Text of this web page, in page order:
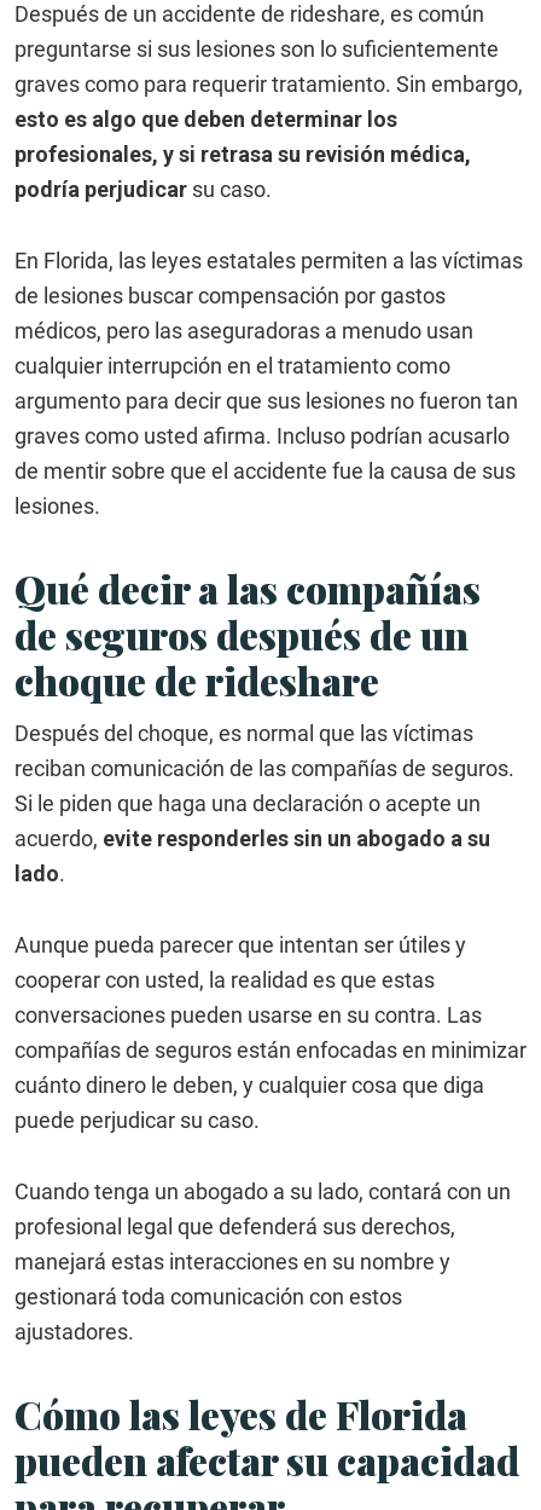
Después de un accidente de rideshare, es común
preguntarse si sus lesiones son lo suficientemente
graves como para requerir tratamiento. Sin embargo,
esto es algo que deben determinar los
profesionales, y si retrasa su revisión médica,
podría perjudicar su caso.
En Florida, las leyes estatales permiten a las víctimas
de lesiones buscar compensación por gastos
médicos, pero las aseguradoras a menudo usan
cualquier interrupción en el tratamiento como
argumento para decir que sus lesiones no fueron tan
graves como usted afirma. Incluso podrían acusarlo
de mentir sobre que el accidente fue la causa de sus
lesiones.
Qué decir a las compañías
de seguros después de un
choque de rideshare
Después del choque, es normal que las víctimas
reciban comunicación de las compañías de seguros.
Si le piden que haga una declaración o acepte un
acuerdo, evite responderles sin un abogado a su
lado.
Aunque pueda parecer que intentan ser útiles y
cooperar con usted, la realidad es que estas
conversaciones pueden usarse en su contra. Las
compañías de seguros están enfocadas en minimizar
cuánto dinero le deben, y cualquier cosa que diga
puede perjudicar su caso.
Cuando tenga un abogado a su lado, contará con un
profesional legal que defenderá sus derechos,
manejará estas interacciones en su nombre y
gestionará toda comunicación con estos
ajustadores.
Cómo las leyes de Florida
pueden afectar su capacidad